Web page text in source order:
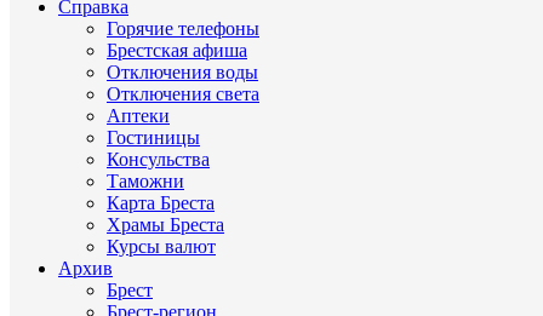
Справка
Горячие телефоны
Брестская афиша
Отключения воды
Отключения света
Аптеки
Гостиницы
Консульства
Таможни
Карта Бреста
Храмы Бреста
Курсы валют
Архив
Брест
Брест-регион